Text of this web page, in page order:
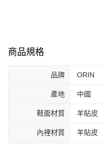
商品規格
品牌 ORIN
產地 中國
鞋面材質 羊貼皮
內裡材質 羊貼皮